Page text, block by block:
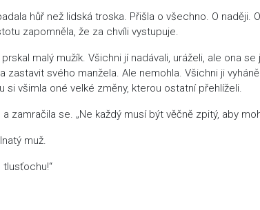
hůř než lidská troska. Přišla o všechno. O naději.
zapomněla, že za chvíli vystupuje.
malý mužík. Všichni jí nadávali, uráželi, ale ona
zastavit svého manžela. Ale nemohla. Všichni ji
si všimla oné velké změny, kterou ostatní přehlíželi.
zamračila se. „Ne každý musí být věčně zpitý, aby
muž.